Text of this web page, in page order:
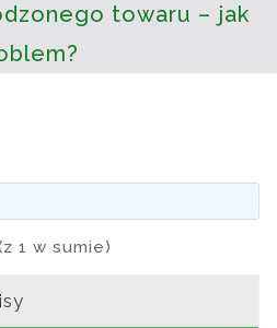
towaru – jak
1 w sumie)